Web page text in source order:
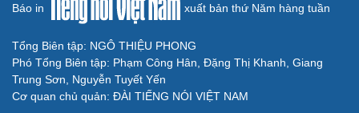
Báo in xuất bản thứ Năm hàng tuần
Tổng Biên tập: NGÔ THIỆU PHONG
Phó Tổng Biên tập: Phạm Công Hân, Đặng Thị Khanh, Giang
Trung Sơn, Nguyễn Tuyết Yến
Cơ quan chủ quản: ĐÀI TIẾNG NÓI VIỆT NAM